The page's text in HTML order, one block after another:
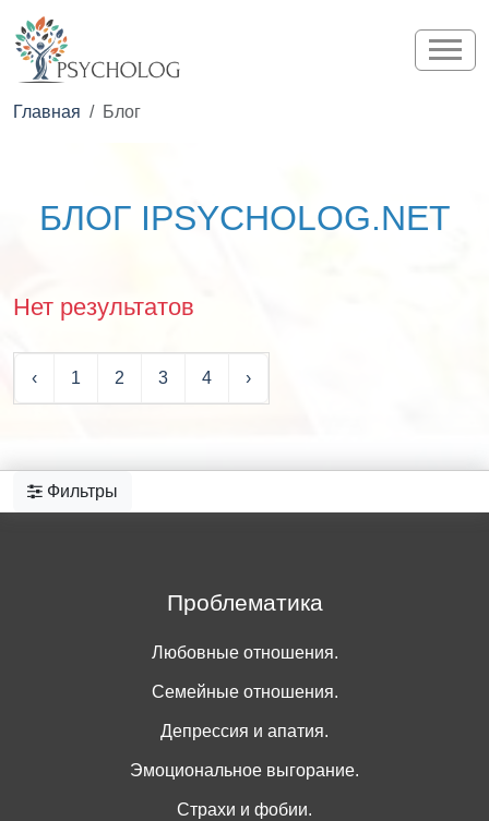
Главная Блог
БЛОГ IPSYCHOLOG.NET
Нет результатов
‹ 1 2 3 4 ›
Фильтры
Проблематика
Любовные отношения.
Семейные отношения.
Депрессия и апатия.
Эмоциональное выгорание.
Страхи и фобии.